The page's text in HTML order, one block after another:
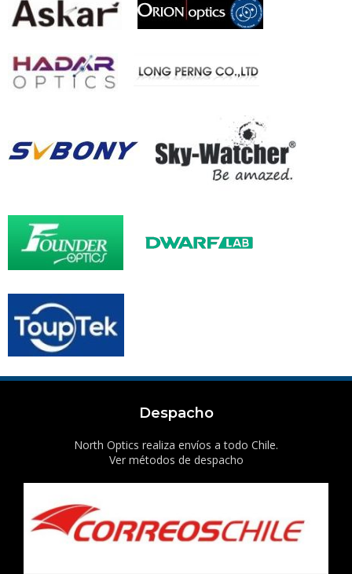
Despacho
North Optics realiza envíos a todo Chile.
Ver métodos de despacho